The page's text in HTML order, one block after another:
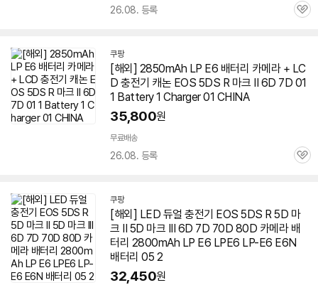
26.08. 등록
관
쿠팡
[해외] 2850mAh LP E6 배터리 카메라 + LC
D 충전기 캐논 EOS 5DS R 마크 II 6D 7D 01
1 Battery 1 Charger 01 CHINA
35,800원
무료배송
26.08. 등록
관
쿠팡
[해외] LED 듀얼 충전기 EOS 5DS R 5D 마
크 II 5D 마크 III 6D 7D 70D 80D 카메라 배
터리 2800mAh LP E6 LPE6 LP-E6 E6N
배터리 05 2
32,450원